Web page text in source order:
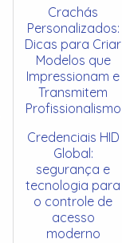
Crachás
Personalizados:
Dicas para Criar
Modelos que
Impressionam e
Transmitem
Profissionalismo
Credenciais HID
Global:
segurança e
tecnologia para
o controle de
acesso
moderno